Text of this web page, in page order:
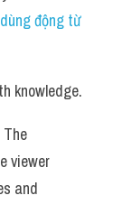
động từ
knowledge.
The
viewer
and